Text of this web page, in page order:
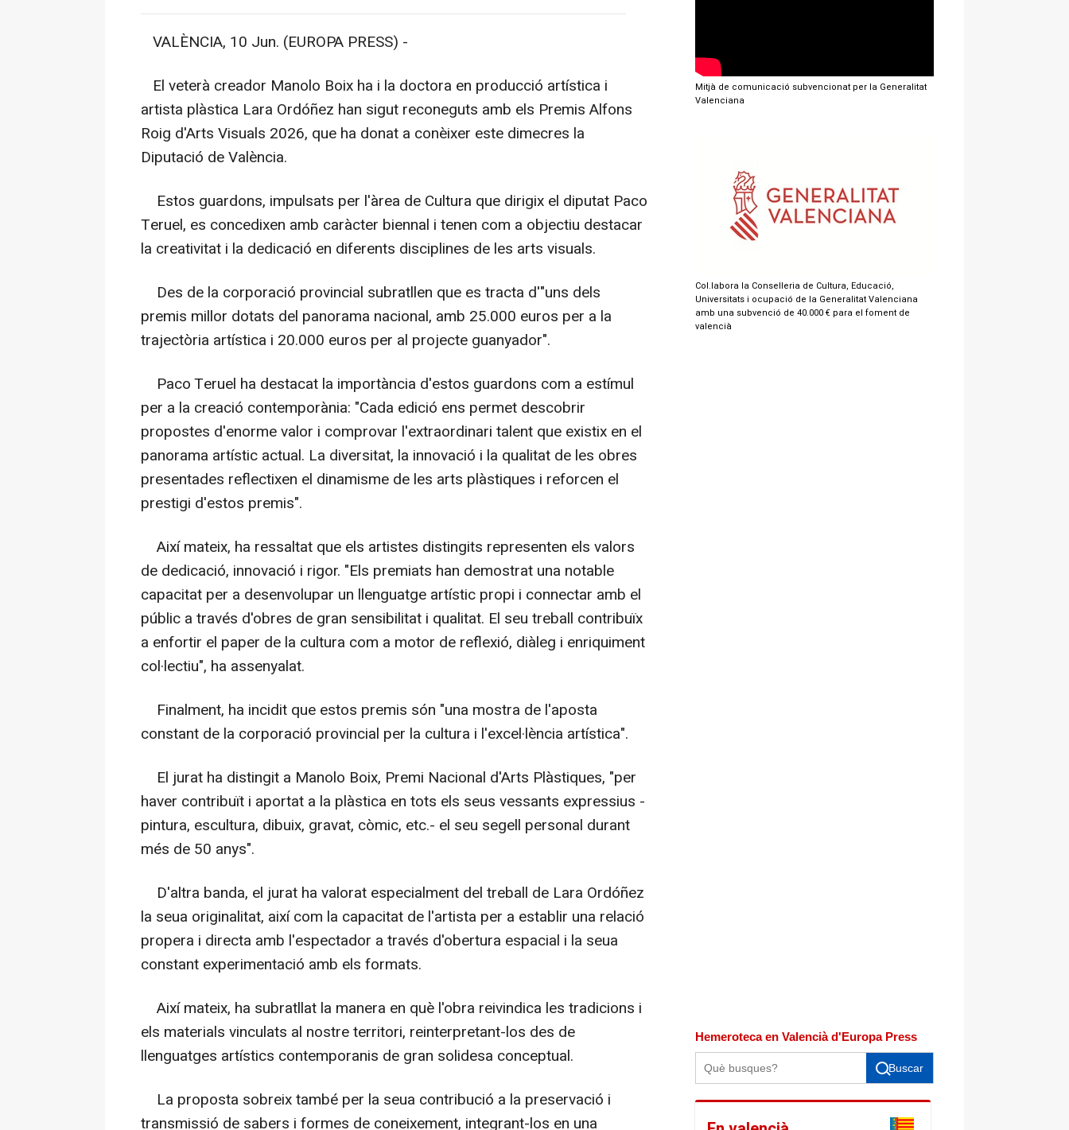
VALÈNCIA, 10 Jun. (EUROPA PRESS) -
El veterà creador Manolo Boix ha i la doctora en producció artística i
artista plàstica Lara Ordóñez han sigut reconeguts amb els Premis Alfons
Roig d'Arts Visuals 2026, que ha donat a conèixer este dimecres la
Diputació de València.
Estos guardons, impulsats per l'àrea de Cultura que dirigix el diputat Paco
Teruel, es concedixen amb caràcter biennal i tenen com a objectiu destacar
la creativitat i la dedicació en diferents disciplines de les arts visuals.
Des de la corporació provincial subratllen que es tracta d'"uns dels
premis millor dotats del panorama nacional, amb 25.000 euros per a la
trajectòria artística i 20.000 euros per al projecte guanyador".
Paco Teruel ha destacat la importància d'estos guardons com a estímul
per a la creació contemporània: "Cada edició ens permet descobrir
propostes d'enorme valor i comprovar l'extraordinari talent que existix en el
panorama artístic actual. La diversitat, la innovació i la qualitat de les obres
presentades reflectixen el dinamisme de les arts plàstiques i reforcen el
prestigi d'estos premis".
Així mateix, ha ressaltat que els artistes distingits representen els valors
de dedicació, innovació i rigor. "Els premiats han demostrat una notable
capacitat per a desenvolupar un llenguatge artístic propi i connectar amb el
públic a través d'obres de gran sensibilitat i qualitat. El seu treball contribuïx
a enfortir el paper de la cultura com a motor de reflexió, diàleg i enriquiment
col·lectiu", ha assenyalat.
Finalment, ha incidit que estos premis són "una mostra de l'aposta
constant de la corporació provincial per la cultura i l'excel·lència artística".
El jurat ha distingit a Manolo Boix, Premi Nacional d'Arts Plàstiques, "per
haver contribuït i aportat a la plàstica en tots els seus vessants expressius -
pintura, escultura, dibuix, gravat, còmic, etc.- el seu segell personal durant
més de 50 anys".
D'altra banda, el jurat ha valorat especialment del treball de Lara Ordóñez
la seua originalitat, així com la capacitat de l'artista per a establir una relació
propera i directa amb l'espectador a través d'obertura espacial i la seua
constant experimentació amb els formats.
Així mateix, ha subratllat la manera en què l'obra reivindica les tradicions i
els materials vinculats al nostre territori, reinterpretant-los des de
llenguatges artístics contemporanis de gran solidesa conceptual.
La proposta sobreix també per la seua contribució a la preservació i
transmissió de sabers i formes de coneixement, integrant-los en una
Mitjà de comunicació subvencionat per la Generalitat
Valenciana
Col.labora la Conselleria de Cultura, Educació,
Universitats i ocupació de la Generalitat Valenciana
amb una subvenció de 40.000 € para el foment de
valencià
Hemeroteca en Valencià d'Europa Press
Buscar